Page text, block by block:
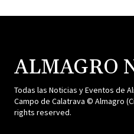
ALMAGRO
Todas las Noticias y Eventos de
Campo de Calatrava © Almagro
rights reserved.